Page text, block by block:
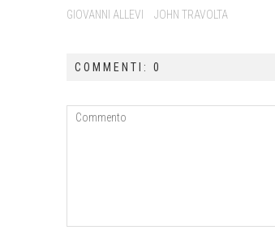
GIOVANNI ALLEVI JOHN TRAVOLTA
COMMENTI: 0